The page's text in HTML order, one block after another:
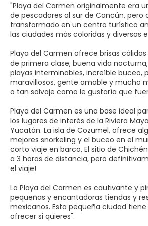
"Playa del Carmen originalmente era
de pescadores al sur de Cancún, pero
transformado en un centro turístico
las ciudades más coloridas y diversas
Playa del Carmen ofrece brisas
de primera clase, buena vida
playas interminables, increíble buceo,
maravillosos, gente amable y mucho
o tan salvaje como le gustaría que
Playa del Carmen es una base ideal
los lugares de interés de la Riviera
Yucatán. La isla de Cozumel, ofrece
mejores snorkeling y el buceo en el
corto viaje en barco. El sitio de
a 3 horas de distancia, pero
el viaje!
La Playa del Carmen es cautivante y
pequeñas y encantadoras tiendas y
mexicanos. Esta pequeña ciudad
ofrecer si quieres".